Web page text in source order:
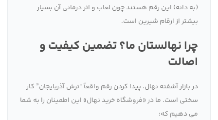
(به دانه) این رقم هستند چون لعاب و اثر درمانی آن بسیار
بیشتر از ارقام شیرین است.
چرا نهالستان ما؟ تضمین کیفیت و
اصالت
در بازار آشفته نهال، پیدا کردن رقم واقعاً “ترش آذربایجان” کار
سختی است. ما در «فروشگاه خرید نهال» این اطمینان را به شما
می دهیم که: